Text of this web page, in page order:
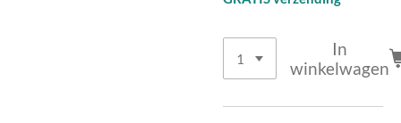
In
winkelwagen